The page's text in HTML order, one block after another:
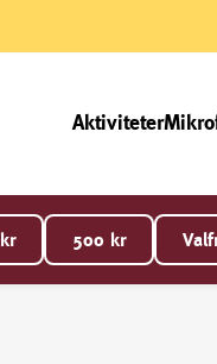
Aktiviteter
kr 500 kr